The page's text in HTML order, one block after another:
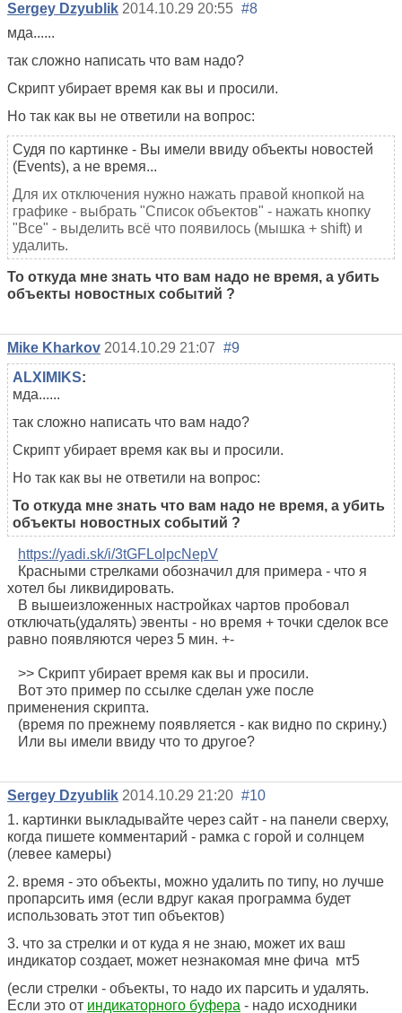
Sergey Dzyublik 2014.10.29 20:55 #8
мда......
так сложно написать что вам надо?
Скрипт убирает время как вы и просили.
Но так как вы не ответили на вопрос:
Судя по картинке - Вы имели ввиду объекты новостей
(Events), а не время...
Для их отключения нужно нажать правой кнопкой на
графике - выбрать "Список объектов" - нажать кнопку
"Все" - выделить всё что появилось (мышка + shift) и
удалить.
То откуда мне знать что вам надо не время, а убить
объекты новостных событий ?
Mike Kharkov 2014.10.29 21:07 #9
ALXIMIKS:
мда......
так сложно написать что вам надо?
Скрипт убирает время как вы и просили.
Но так как вы не ответили на вопрос:
То откуда мне знать что вам надо не время, а убить
объекты новостных событий ?
https://yadi.sk/i/3tGFLolpcNepV
Красными стрелками обозначил для примера - что я
хотел бы ликвидировать.
В вышеизложенных настройках чартов пробовал
отключать(удалять) эвенты - но время + точки сделок все
равно появляются через 5 мин. +-
>> Скрипт убирает время как вы и просили.
Вот это пример по ссылке сделан уже после
применения скрипта.
(время по прежнему появляется - как видно по скрину.)
Или вы имели ввиду что то другое?
Sergey Dzyublik 2014.10.29 21:20 #10
1. картинки выкладывайте через сайт - на панели сверху,
когда пишете комментарий - рамка с горой и солнцем
(левее камеры)
2. время - это объекты, можно удалить по типу, но лучше
пропарсить имя (если вдруг какая программа будет
использовать этот тип объектов)
3. что за стрелки и от куда я не знаю, может их ваш
индикатор создает, может незнакомая мне фича мт5
(если стрелки - объекты, то надо их парсить и удалять.
Если это от индикаторного буфера - надо исходники